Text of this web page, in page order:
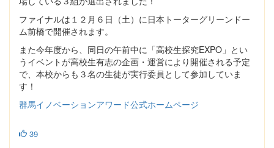
ファイナルは１２月６日（土）に日本トーターグリーンドー
ム前橋で開催されます。
また今年度から、同日の午前中に「高校生探究EXPO」とい
うイベントが高校生有志の企画・運営により開催される予定
で、本校からも３名の生徒が実行委員として参加していま
す！
群馬イノベーションアワード公式ホームページ
39